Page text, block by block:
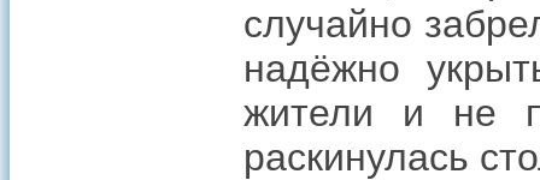
случайно
надёжно
жители и не
раскинулась